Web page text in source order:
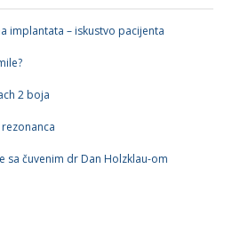
implantata – iskustvo pacijenta
2 boja
sa čuvenim dr Dan Holzklau-om